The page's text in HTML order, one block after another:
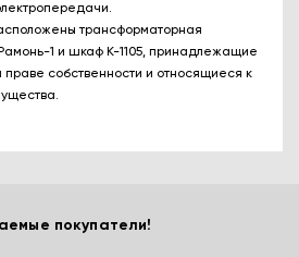
трансформаторная
1 и шкаф К-1105, принадлежащие
собственности и относящиеся к
покупатели!